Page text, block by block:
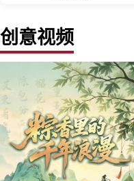
创意视频